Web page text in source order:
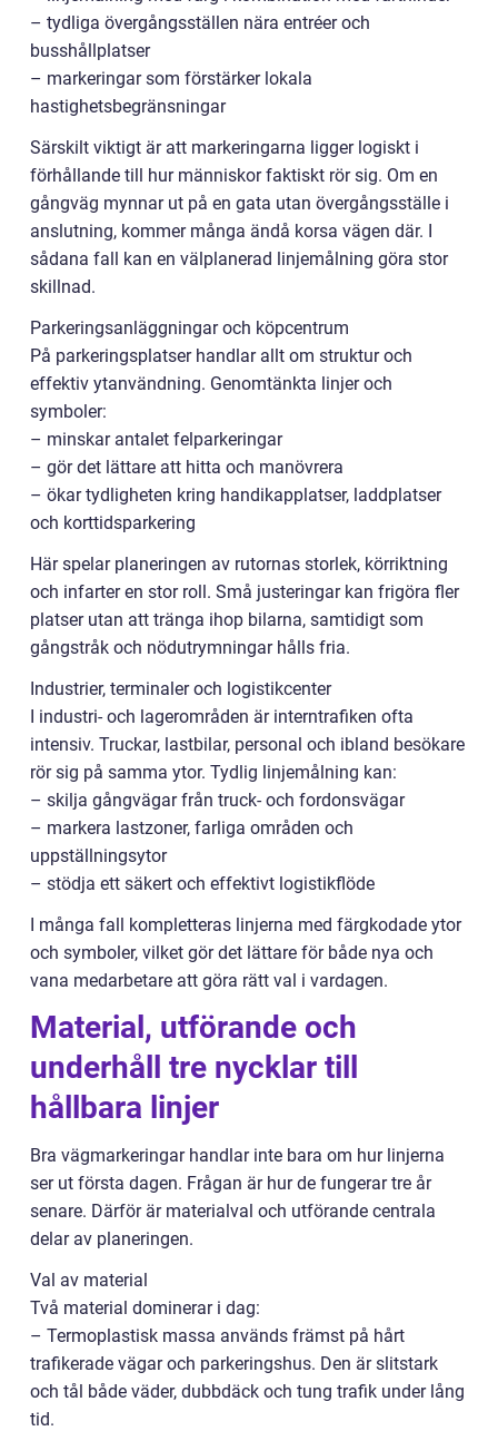
– tydliga övergångsställen nära entréer och
busshållplatser
– markeringar som förstärker lokala
hastighetsbegränsningar
Särskilt viktigt är att markeringarna ligger logiskt i
förhållande till hur människor faktiskt rör sig. Om en
gångväg mynnar ut på en gata utan övergångsställe i
anslutning, kommer många ändå korsa vägen där. I
sådana fall kan en välplanerad linjemålning göra stor
skillnad.
Parkeringsanläggningar och köpcentrum
På parkeringsplatser handlar allt om struktur och
effektiv ytanvändning. Genomtänkta linjer och
symboler:
– minskar antalet felparkeringar
– gör det lättare att hitta och manövrera
– ökar tydligheten kring handikapplatser, laddplatser
och korttidsparkering
Här spelar planeringen av rutornas storlek, körriktning
och infarter en stor roll. Små justeringar kan frigöra fler
platser utan att tränga ihop bilarna, samtidigt som
gångstråk och nödutrymningar hålls fria.
Industrier, terminaler och logistikcenter
I industri- och lagerområden är interntrafiken ofta
intensiv. Truckar, lastbilar, personal och ibland besökare
rör sig på samma ytor. Tydlig linjemålning kan:
– skilja gångvägar från truck- och fordonsvägar
– markera lastzoner, farliga områden och
uppställningsytor
– stödja ett säkert och effektivt logistikflöde
I många fall kompletteras linjerna med färgkodade ytor
och symboler, vilket gör det lättare för både nya och
vana medarbetare att göra rätt val i vardagen.
Material, utförande och
underhåll tre nycklar till
hållbara linjer
Bra vägmarkeringar handlar inte bara om hur linjerna
ser ut första dagen. Frågan är hur de fungerar tre år
senare. Därför är materialval och utförande centrala
delar av planeringen.
Val av material
Två material dominerar i dag:
– Termoplastisk massa används främst på hårt
trafikerade vägar och parkeringshus. Den är slitstark
och tål både väder, dubbdäck och tung trafik under lång
tid.